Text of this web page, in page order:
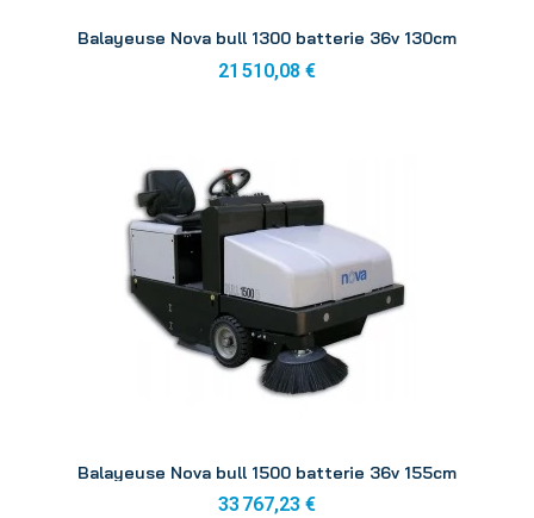
Balayeuse Nova bull 1300 batterie 36v 130cm
21 510,08 €
Balayeuse Nova bull 1500 batterie 36v 155cm
33 767,23 €